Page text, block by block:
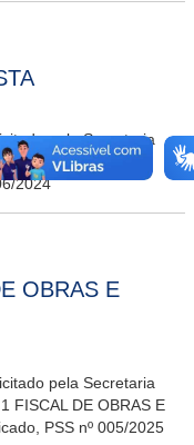
pela Secretaria
MOTORISTA, do
2024
OBRAS E
pela Secretaria
FISCAL DE OBRAS E
PSS nº 005/2025